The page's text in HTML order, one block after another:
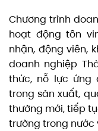
Chương trình
hoạt động tôn
nhận, động viên,
doanh nghiệp
thức, nỗ lực ứng
trong sản xuất,
thường mới, tiếp
trường trong nước